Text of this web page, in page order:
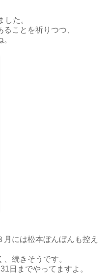
た。
ことを祈りつつ、
には松本ぼんぼんも控え
続きそうです。
日までやってますよ。